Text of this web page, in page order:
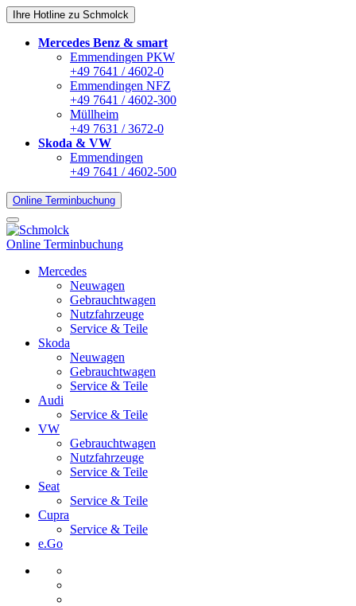
Ihre Hotline zu Schmolck
Mercedes Benz & smart
Emmendingen PKW
+49 7641 / 4602-0
Emmendingen NFZ
+49 7641 / 4602-300
Müllheim
+49 7631 / 3672-0
Skoda & VW
Emmendingen
+49 7641 / 4602-500
Online Terminbuchung
Online Terminbuchung
Mercedes
Neuwagen
Gebrauchtwagen
Nutzfahrzeuge
Service & Teile
Skoda
Neuwagen
Gebrauchtwagen
Service & Teile
Audi
Service & Teile
VW
Gebrauchtwagen
Nutzfahrzeuge
Service & Teile
Seat
Service & Teile
Cupra
Service & Teile
e.Go